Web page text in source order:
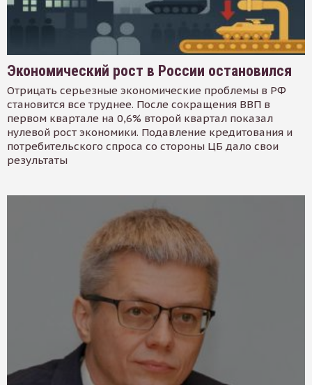
Экономический рост в России остановился
Отрицать серьезные экономические проблемы в РФ
становится все труднее. После сокращения ВВП в
первом квартале на 0,6% второй квартал показал
нулевой рост экономики. Подавление кредитования и
потребительского спроса со стороны ЦБ дало свои
результаты